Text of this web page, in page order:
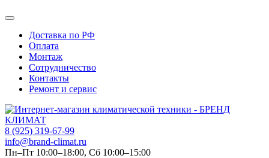
Доставка по РФ
Оплата
Монтаж
Сотрудничество
Контакты
Ремонт и сервис
8 (925) 319-67-99
info@brand-climat.ru
Пн–Пт 10:00–18:00, Сб 10:00–15:00